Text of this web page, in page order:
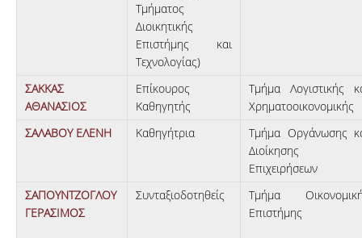
Τμήματος
Διοικητικής
Επιστήμης και
Τεχνολογίας)
ΣΑΚΚΑΣ
ΑΘΑΝΑΣΙΟΣ
Επίκουρος
Καθηγητής
Τμήμα Λογιστικής
Χρηματοοικονομικής
ΣΑΛΑΒΟΥ ΕΛΕΝΗ
Καθηγήτρια
Τμήμα Οργάνωσης
Διοίκησης
Επιχειρήσεων
ΣΑΠΟΥΝΤΖΟΓΛΟΥ
ΓΕΡΑΣΙΜΟΣ
Συνταξιοδοτηθείς
Τμήμα
Επιστήμης